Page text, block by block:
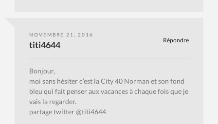
NOVEMBRE 21, 2016
Répondre
titi4644
Bonjour,
moi sans hésiter c’est la City 40 Norman et son fond
bleu qui fait penser aux vacances à chaque fois que je
vais la regarder.
partage twitter @titi4644